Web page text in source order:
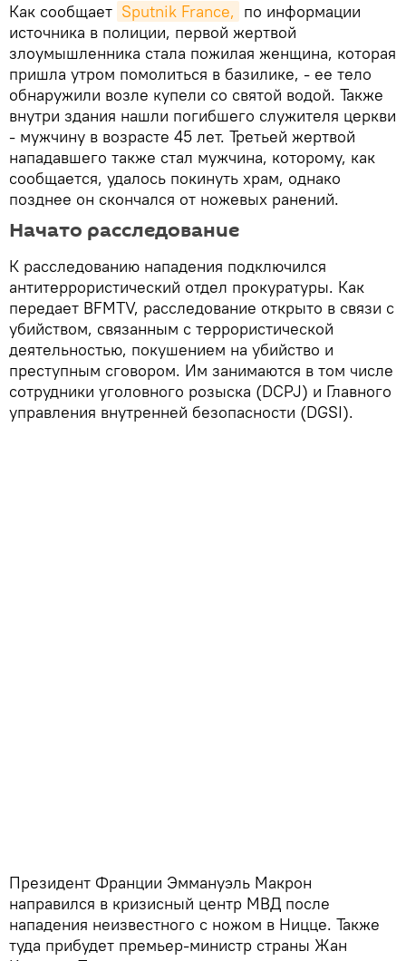
Как сообщает Sputnik France, по информации
источника в полиции, первой жертвой
злоумышленника стала пожилая женщина, которая
пришла утром помолиться в базилике, - ее тело
обнаружили возле купели со святой водой. Также
внутри здания нашли погибшего служителя церкви
- мужчину в возрасте 45 лет. Третьей жертвой
нападавшего также стал мужчина, которому, как
сообщается, удалось покинуть храм, однако
позднее он скончался от ножевых ранений.
Начато расследование
К расследованию нападения подключился
антитеррористический отдел прокуратуры. Как
передает BFMTV, расследование открыто в связи с
убийством, связанным с террористической
деятельностью, покушением на убийство и
преступным сговором. Им занимаются в том числе
сотрудники уголовного розыска (DCPJ) и Главного
управления внутренней безопасности (DGSI).
Президент Франции Эммануэль Макрон
направился в кризисный центр МВД после
нападения неизвестного с ножом в Ницце. Также
туда прибудет премьер-министр страны Жан